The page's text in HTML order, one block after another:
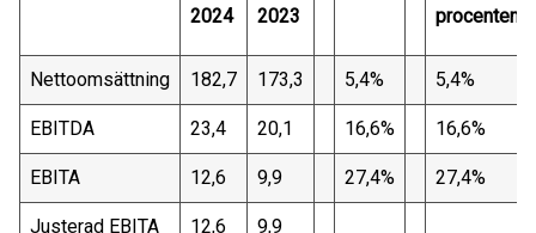
2024
2023
Nettoomsättning 182,7 173,3 5,4% 5,4%
EBITDA 23,4 20,1 16,6% 16,6%
EBITA 12,6 9,9 27,4% 27,4%
Justerad EBITA 12,6 9,9